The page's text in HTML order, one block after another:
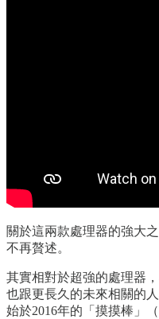
關於這兩款處理器的強大
不再贅述。
其實相對於超強的處理器
也跟更長久的未來相關的
始於2016年的「摸摸棒」